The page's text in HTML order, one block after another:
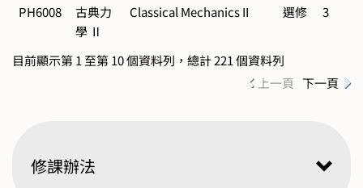
PH6008
古典力
學 Ⅱ
Classical Mechanics II 選修 3
目前顯示第 1 至第 10 個資料列，總計 221 個資料列
上一頁 下一頁
修課辦法